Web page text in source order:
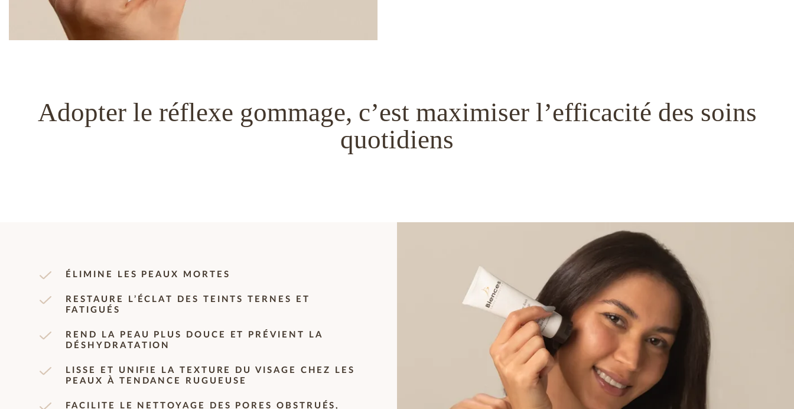
Adopter le réflexe gommage, c’est maximiser l’efficacité des soins
quotidiens
ÉLIMINE LES PEAUX MORTES
RESTAURE L’ÉCLAT DES TEINTS TERNES ET
FATIGUÉS
REND LA PEAU PLUS DOUCE ET PRÉVIENT LA
DÉSHYDRATATION
LISSE ET UNIFIE LA TEXTURE DU VISAGE CHEZ LES
PEAUX À TENDANCE RUGUEUSE
FACILITE LE NETTOYAGE DES PORES OBSTRUÉS,